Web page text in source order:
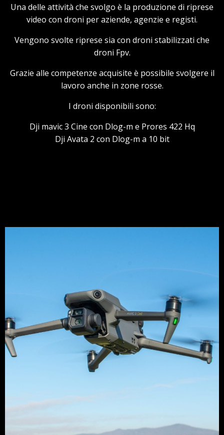
Una delle attività che svolgo è la produzione di riprese
video con droni per aziende, agenzie e registi.
Vengono svolte riprese sia con droni stabilizzati che
droni Fpv.
Grazie alle competenze acquisite è possibile svolgere il
lavoro anche in zone rosse.
I droni disponibili sono:
Dji mavic 3 Cine con Dlog-m e Prores 422 Hq
Dji Avata 2 con Dlog-m a 10 bit